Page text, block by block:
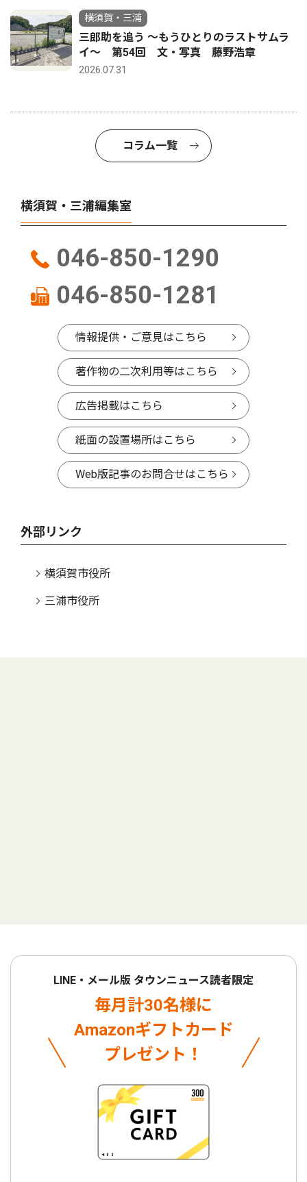
横須賀・三浦
三郎助を追う 〜もうひとりのラストサムラ
イ〜 第54回 文・写真 藤野浩章
2026.07.31
コラム一覧
横須賀・三浦編集室
046-850-1290
046-850-1281
情報提供・ご意見はこちら
著作物の二次利用等はこちら
広告掲載はこちら
紙面の設置場所はこちら
Web版記事のお問合せはこちら
外部リンク
横須賀市役所
三浦市役所
LINE・メール版 タウンニュース読者限定
毎月計30名様に
Amazonギフトカード
プレゼント！